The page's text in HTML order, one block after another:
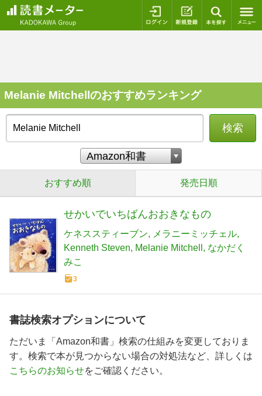
ログイン 新規登録
Melanie Mitchellのおすすめランキング
検索
おすすめ順 発売日順
せかいでいちばんおおきなもの
ケネススティーブン
メラニーミッチェル
Kenneth Steven
Melanie Mitchell
なかだく
みこ
3
書誌検索オプションについて
ただいま「Amazon和書」検索の仕組みを変更しておりま
す。検索で本が見つからない場合の対処法など、詳しくは
こちらのお知らせをご確認ください。